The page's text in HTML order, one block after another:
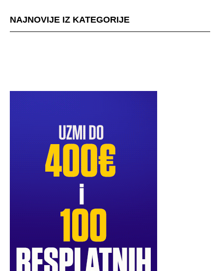
NAJNOVIJE IZ KATEGORIJE